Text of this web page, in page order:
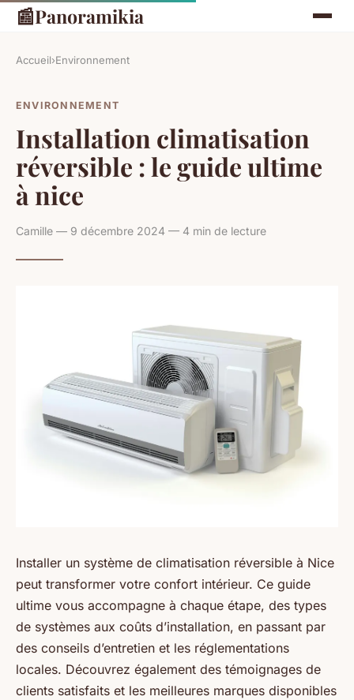
📰Panoramikia
Accueil›Environnement
ENVIRONNEMENT
Installation climatisation
réversible : le guide ultime
à nice
Camille — 9 décembre 2024 — 4 min de lecture
Installer un système de climatisation réversible à Nice
peut transformer votre confort intérieur. Ce guide
ultime vous accompagne à chaque étape, des types
de systèmes aux coûts d’installation, en passant par
des conseils d’entretien et les réglementations
locales. Découvrez également des témoignages de
clients satisfaits et les meilleures marques disponibles